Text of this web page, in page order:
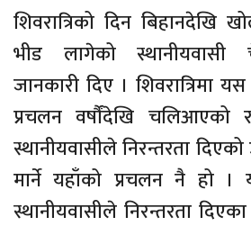
शिवरात्रिको दिन बिहानदेखि
भीड लागेको
जानकारी दिए । शिवरात्रिमा
प्रचलन वर्षौंदेखि चलिआएको
स्थानीयवासीले निरन्तरता
मार्ने यहाँको प्रचलन नै हो ।
स्थानीयवासीले निरन्तरता